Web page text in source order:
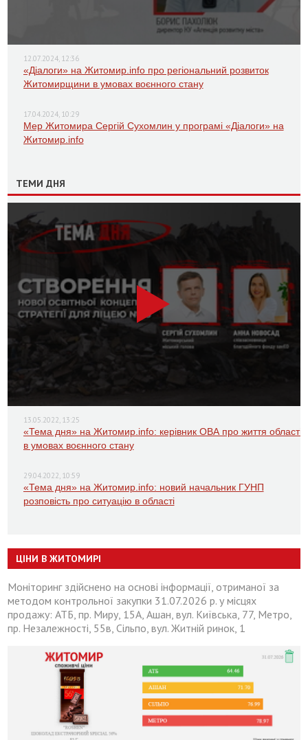
12.07.2024, 12:36
«Діалоги» на Житомир.info про регіональний розвиток
Житомирщини в умовах воєнного стану
17.04.2024, 10:29
Мер Житомира Сергій Сухомлин у програмі «Діалоги» на
Житомир.info
ТЕМИ ДНЯ
13.05.2022, 13:25
«Тема дня» на Житомир.info: керівник ОВА про життя області
в умовах воєнного стану
29.04.2022, 10:59
«Тема дня» на Житомир.info: новий начальник ГУНП
розповість про ситуацію в області
ЦІНИ В ЖИТОМИРІ
Моніторинг здійснено на основі інформації, отриманої за
методом контрольної закупки 31.07.2026 р. у місцях
продажу: АТБ, пр. Миру, 15А, Ашан, вул. Київська, 77, Метро,
пр. Незалежності, 55в, Сільпо, вул. Житній ринок, 1